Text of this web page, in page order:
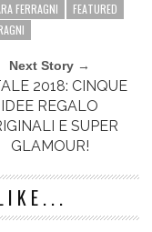
FERRAGNI
FEATURED
Next Story →
2018: CINQUE
IDEE REGALO
E SUPER
GLAMOUR!